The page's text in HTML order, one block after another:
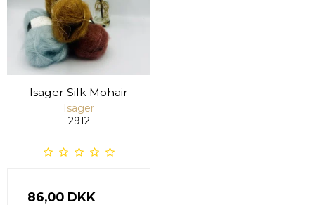
Isager Silk Mohair
Isager
2912
86,00 DKK